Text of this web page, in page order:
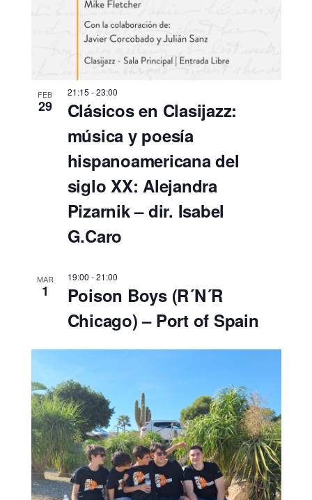
FEB
29
21:15 -23:00
Clásicos en Clasijazz:
música y poesía
hispanoamericana del
siglo XX: Alejandra
Pizarnik – dir. Isabel
G.Caro
MAR
1
19:00 -21:00
Poison Boys (R´N´R
Chicago) – Port of Spain